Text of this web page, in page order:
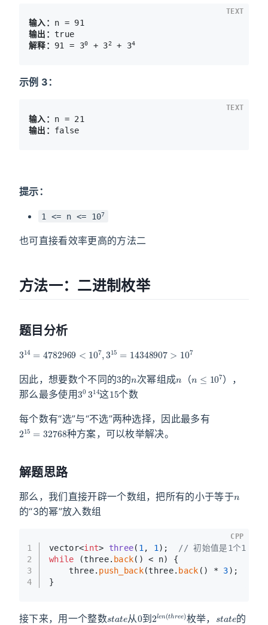
输入：
输出：
解释： 91 = 30 + 32 + 34
TEXT
示例 3：
输入：
输出：
TEXT
提示：
1 <= n <= 107
也可直接看效率更高的方法二
方法一：二进制枚举
题目分析
因此，想要数个不同的 的 次幂组成 （
），
那么最多使用
3 0 314
这
15
个数
每个数有“选”与“不选”两种选择，因此最多有
215 =32768
种方案，可以枚举解决。
解题思路
那么，我们直接开辟一个数组，把所有的小于等于
的“3的幂”放入数组
1
2
3
4
vector<int> three( 1 , 1 ) ;
// 初始值是1个1
while (three. back() < n) {
    three.
push_back(three. back () * 3);
}
CPP
接下来，用一个整数 从 到 枚举，
的